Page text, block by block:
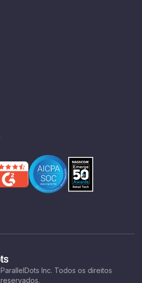
ParallelDots Inc. Todos os direitos
reservados.